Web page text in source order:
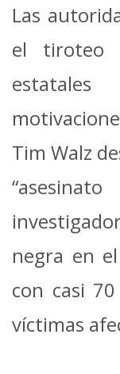
Las
el tiroteo
Tim Walz
negra en
con casi
víctimas